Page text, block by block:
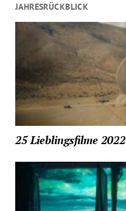
JAHRESRÜCKBLICK
25 Lieblingsfilme 2022